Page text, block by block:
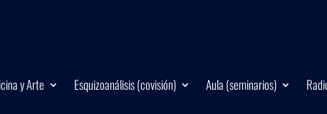
y Arte Esquizoanálisis (covisión) Aula (seminarios)